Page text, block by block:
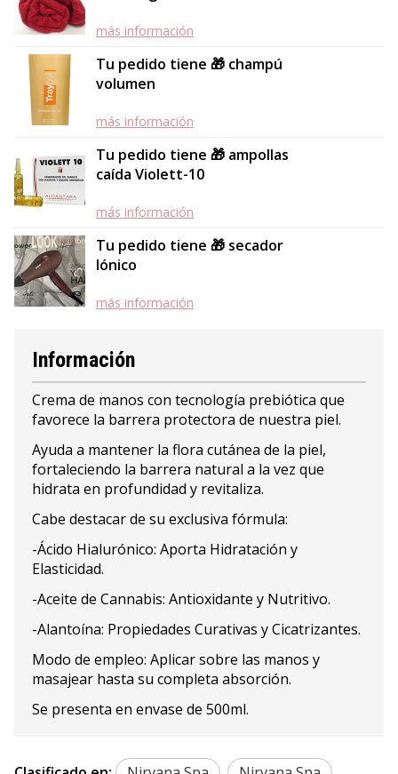
más información
Tu pedido tiene 🎁 champú
volumen
más información
Tu pedido tiene 🎁 ampollas
caída Violett-10
más información
Tu pedido tiene 🎁 secador
Iónico
más información
Información
Crema de manos con tecnología prebiótica que
favorece la barrera protectora de nuestra piel.
Ayuda a mantener la flora cutánea de la piel,
fortaleciendo la barrera natural a la vez que
hidrata en profundidad y revitaliza.
Cabe destacar de su exclusiva fórmula:
-Ácido Hialurónico: Aporta Hidratación y
Elasticidad.
-Aceite de Cannabis: Antioxidante y Nutritivo.
-Alantoína: Propiedades Curativas y Cicatrizantes.
Modo de empleo: Aplicar sobre las manos y
masajear hasta su completa absorción.
Se presenta en envase de 500ml.